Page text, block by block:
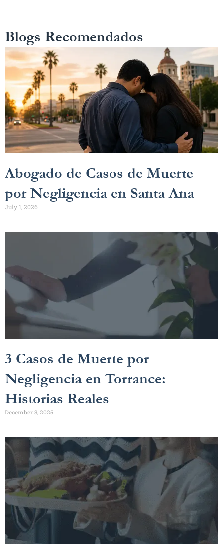
Blogs Recomendados
Abogado de Casos de Muerte
por Negligencia en Santa Ana
July 1, 2026
3 Casos de Muerte por
Negligencia en Torrance:
Historias Reales
December 3, 2025